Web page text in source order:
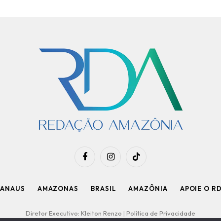
FacebookInstagramTikTok
AMAZONAS BRASIL AMAZÔNIA APOIE O
Diretor Executivo: Kleiton Renzo | Política de Privacidade